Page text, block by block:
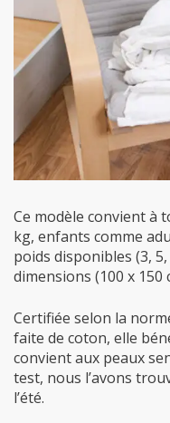
Ce modèle convient à
kg, enfants comme
poids disponibles (3,
dimensions (100 x 150
Certifiée selon la
faite de coton, elle
convient aux peaux
test, nous l’avons
l’été.